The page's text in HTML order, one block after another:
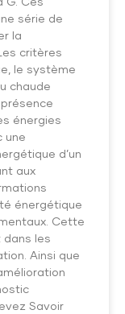
série de
la
critères
le système
chaude
énergies
une
d’un
aux
énergétique
Cette
dans les
Ainsi que
Savoir